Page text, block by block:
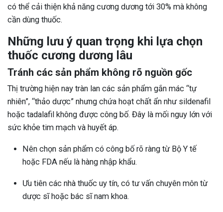
có thể cải thiện khả năng cương dương tới 30% mà không
cần dùng thuốc.
Những lưu ý quan trọng khi lựa chọn
thuốc cương dương lâu
Tránh các sản phẩm không rõ nguồn gốc
Thị trường hiện nay tràn lan các sản phẩm gắn mác “tự
nhiên”, “thảo dược” nhưng chứa hoạt chất ẩn như sildenafil
hoặc tadalafil không được công bố. Đây là mối nguy lớn với
sức khỏe tim mạch và huyết áp.
Nên chọn sản phẩm có công bố rõ ràng từ Bộ Y tế
hoặc FDA nếu là hàng nhập khẩu.
Ưu tiên các nhà thuốc uy tín, có tư vấn chuyên môn từ
dược sĩ hoặc bác sĩ nam khoa.